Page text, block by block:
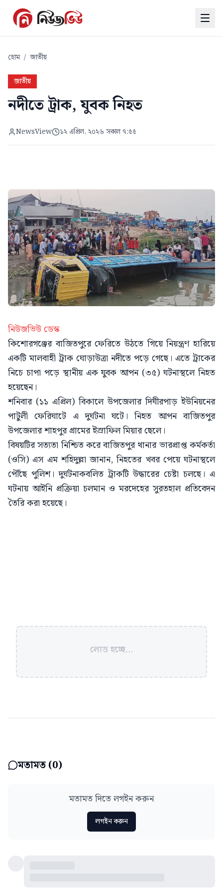
হোম / জাতীয়
জাতীয়
নদীতে ট্রাক, যুবক নিহত
NewsView ১২ এপ্রিল, ২০২৬ সকাল ৭:৫৫
নিউজভিউ ডেস্ক
কিশোরগঞ্জের বাজিতপুরে ফেরিতে উঠতে গিয়ে নিয়ন্ত্রণ হারিয়ে
একটি মালবাহী ট্রাক ঘোড়াউত্রা নদীতে পড়ে গেছে। এতে ট্রাকের
নিচে চাপা পড়ে স্থানীয় এক যুবক আপন (৩৫) ঘটনাস্থলে নিহত
হয়েছেন।
শনিবার (১১ এপ্রিল) বিকালে উপজেলার দিঘীরপাড় ইউনিয়নের
পাটুলী ফেরিঘাটে এ দুর্ঘটনা ঘটে। নিহত আপন বাজিতপুর
উপজেলার শাহপুর গ্রামের ইস্রাফিল মিয়ার ছেলে।
বিষয়টির সত্যতা নিশ্চিত করে বাজিতপুর থানার ভারপ্রাপ্ত কর্মকর্তা
(ওসি) এস এম শহিদুল্লা জানান, নিহতের খবর পেয়ে ঘটনাস্থলে
পৌঁছে পুলিশ। দুর্ঘটনাকবলিত ট্রাকটি উদ্ধারের চেষ্টা চলছে। এ
ঘটনায় আইনি প্রক্রিয়া চলমান ও মরদেহের সুরতহাল প্রতিবেদন
তৈরি করা হয়েছে।
লোড হচ্ছে...
মতামত (0)
মতামত দিতে লগইন করুন
লগইন করুন